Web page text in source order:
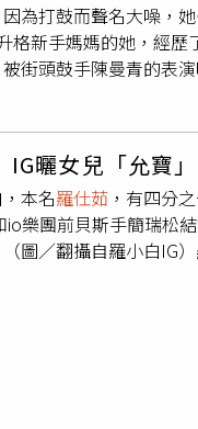
為打鼓而聲名大噪，
格新手媽媽的她，經
街頭鼓手陳曼青的表
金希澈轉發在社群
人獎」。羅小白因為
當媽至今5個月的她
的時候，某天起床發
想了一下，這是產後
的辛苦。（圖／翻攝
一開始沒特別注意，
生，得知是肌腱炎，
很懶得運動的人，但
曬女兒「允寶
本名羅仕茹 ，有四分
樂團前貝斯手簡瑞松
圖／翻攝自羅小白IG
生，連老公都忍不住
父女連心，果真立即